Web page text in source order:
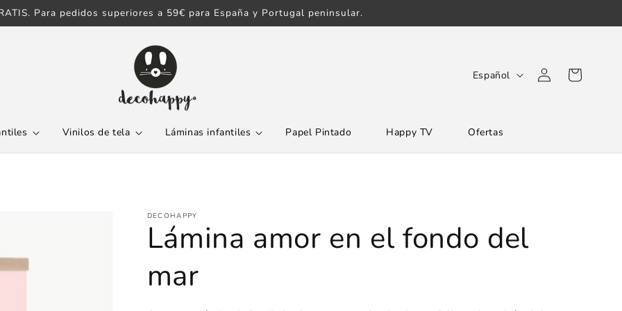
Para pedidos superiores a 59€ para España y Portugal peninsular.
Vinilos de tela Láminas infantiles Papel Pintado Happy TV Ofertas
o
m
Español
Iniciar
sesión
Carrito
DECOHAPPY
Lámina amor en el fondo del
mar